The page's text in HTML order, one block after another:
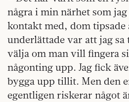
några i min närhet som
kontakt med, dom tipsade
underlättade var att jag
välja om man vill fingera
någonting upp. Jag fick
bygga upp tillit. Men den
egentligen riskerar något